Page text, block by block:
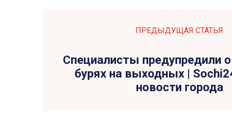
ПРЕДЫДУЩАЯ СТАТЬЯ
Специалисты предупредили
бурях на выходных |
новости города